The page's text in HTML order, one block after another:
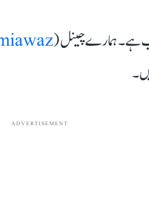
ہے۔ ہمارے چینل (
ADVERTISEMENT